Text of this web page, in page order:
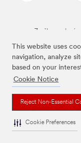
This website uses
navigation, analyze
based on your
Cookie Notice
Reject Non-Essential
Cookie Preferences
Značky uvedené